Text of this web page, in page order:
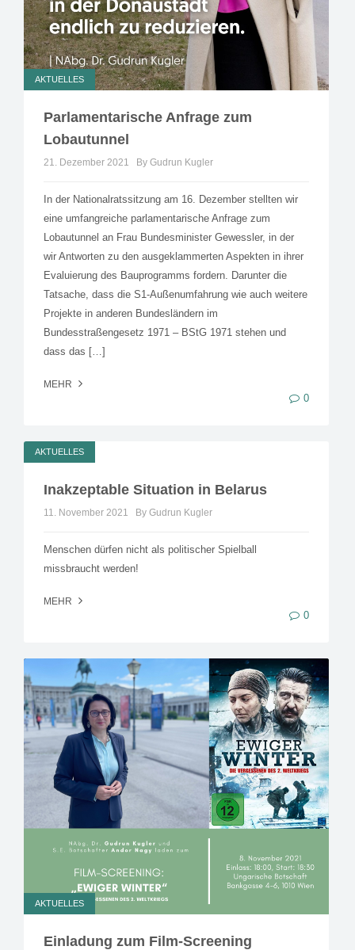
AKTUELLES
Parlamentarische Anfrage zum
Lobautunnel
21. Dezember 2021 By Gudrun Kugler
In der Nationalratssitzung am 16. Dezember stellten wir
eine umfangreiche parlamentarische Anfrage zum
Lobautunnel an Frau Bundesminister Gewessler, in der
wir Antworten zu den ausgeklammerten Aspekten in ihrer
Evaluierung des Bauprogramms fordern. Darunter die
Tatsache, dass die S1-Außenumfahrung wie auch weitere
Projekte in anderen Bundesländern im
Bundesstraßengesetz 1971 – BStG 1971 stehen und
dass das […]
MEHR
0
AKTUELLES
Inakzeptable Situation in Belarus
11. November 2021 By Gudrun Kugler
Menschen dürfen nicht als politischer Spielball
missbraucht werden!
MEHR
0
AKTUELLES
Einladung zum Film-Screening